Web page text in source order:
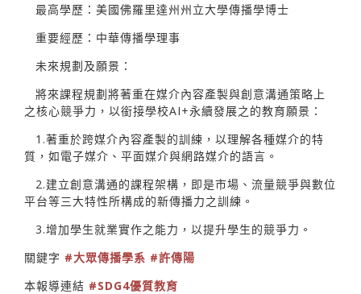
最高學歷：美國佛羅里達州州立大學傳播學博士
重要經歷：中華傳播學理事
未來規劃及願景：
將來課程規劃將著重在媒介內容產製與創意溝通策略上
之核心競爭力，以銜接學校AI+永續發展之的教育願景：
1.著重於跨媒介內容產製的訓練，以理解各種媒介的特
質，如電子媒介、平面媒介與網路媒介的語言。
2.建立創意溝通的課程架構，即是市場、流量競爭與數位
平台等三大特性所構成的新傳播力之訓練。
3.增加學生就業實作之能力，以提升學生的競爭力。
關鍵字 #大眾傳播學系 #許傳陽
本報導連結 #SDG4優質教育